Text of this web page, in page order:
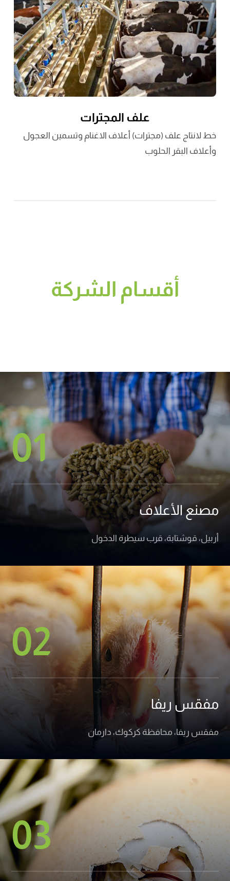
علف المجترات
خط لانتاج علف (مجترات) أعلاف الاغنام وتسمين العجول
وأعلاف البقر الحلوب
أقسام الشركة
01
مصنع الأعلاف
أربيل، قوشتابة، قرب سيطرة الدخول
02
مفقس ريفا
مفقس ريفا، محافظة كركوك، دارمان
03